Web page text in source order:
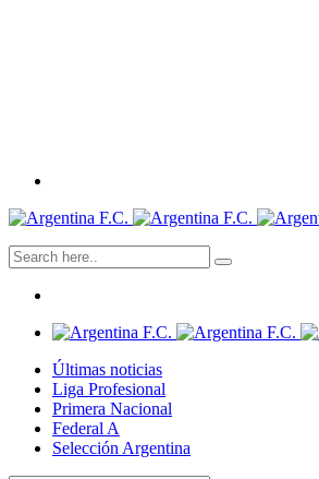
Últimas noticias
Liga Profesional
Primera Nacional
Federal A
Selección Argentina